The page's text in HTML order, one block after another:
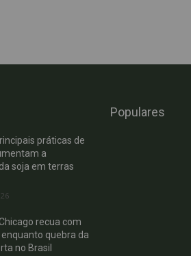
práticas de
a
soja em terras
recua com
quebra da
no Brasil
Populares